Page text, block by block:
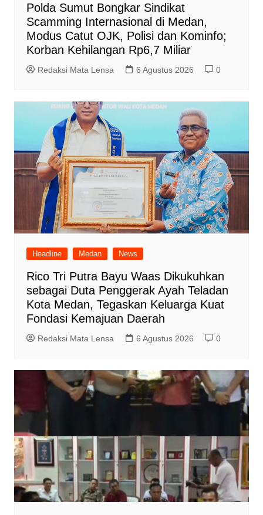
Polda Sumut Bongkar Sindikat
Scamming Internasional di Medan,
Modus Catut OJK, Polisi dan Kominfo;
Korban Kehilangan Rp6,7 Miliar
Redaksi Mata Lensa 6 Agustus 2026 0
Headline Medan News
Rico Tri Putra Bayu Waas Dikukuhkan
sebagai Duta Penggerak Ayah Teladan
Kota Medan, Tegaskan Keluarga Kuat
Fondasi Kemajuan Daerah
Redaksi Mata Lensa 6 Agustus 2026 0